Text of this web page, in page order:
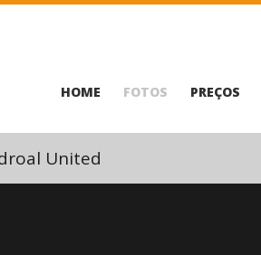
HOME FOTOS PREÇOS
United